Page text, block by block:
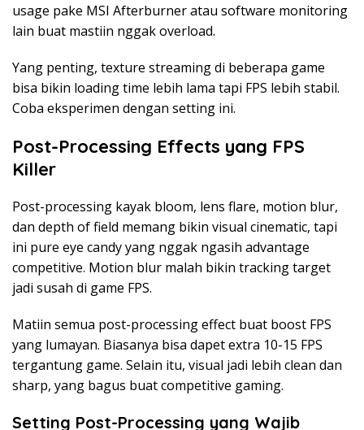
usage pake MSI Afterburner atau software monitoring
lain buat mastiin nggak overload.
Yang penting, texture streaming di beberapa game
bisa bikin loading time lebih lama tapi FPS lebih stabil.
Coba eksperimen dengan setting ini.
Post-Processing Effects yang FPS
Killer
Post-processing kayak bloom, lens flare, motion blur,
dan depth of field memang bikin visual cinematic, tapi
ini pure eye candy yang nggak ngasih advantage
competitive. Motion blur malah bikin tracking target
jadi susah di game FPS.
Matiin semua post-processing effect buat boost FPS
yang lumayan. Biasanya bisa dapet extra 10-15 FPS
tergantung game. Selain itu, visual jadi lebih clean dan
sharp, yang bagus buat competitive gaming.
Setting Post-Processing yang Wajib